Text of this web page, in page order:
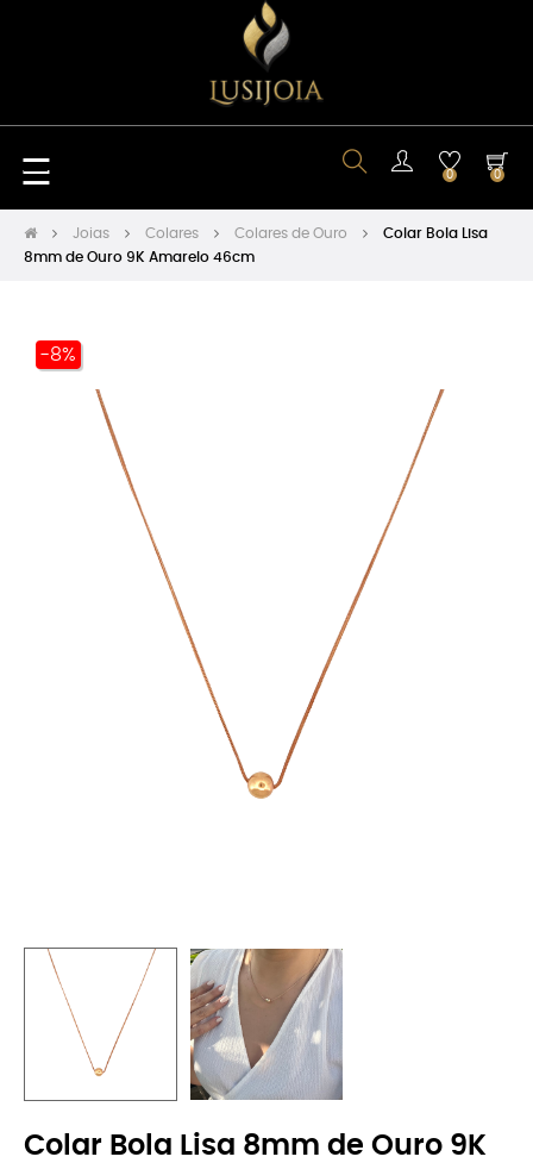
Toggle
navigation
☰ 0 0
Joias Colares Colares de Ouro
Colar Bola Lisa
8mm de Ouro 9K Amarelo 46cm
-8%
Colar Bola Lisa 8mm de Ouro 9K